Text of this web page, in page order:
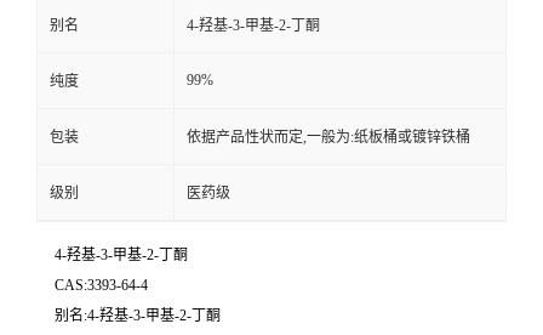
别名 4-羟基-3-甲基-2-丁酮
纯度 99%
包装 依据产品性状而定,一般为:纸板桶或镀锌铁桶
级别 医药级
4-羟基-3-甲基-2-丁酮
CAS:3393-64-4
别名:4-羟基-3-甲基-2-丁酮